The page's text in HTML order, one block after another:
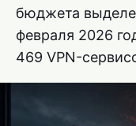
бюджета
февраля 2026
469 VPN-